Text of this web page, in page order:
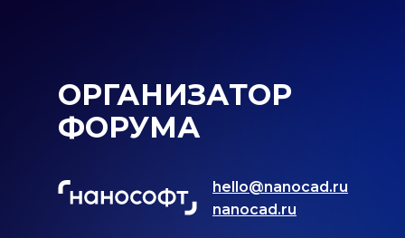
ОРГАНИЗАТОР
ФОРУМА
hello@nanocad.ru
nanocad.ru